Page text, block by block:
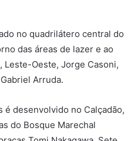
no quadrilátero central do
das áreas de lazer e ao
Leste-Oeste, Jorge Casoni,
Arruda.
é desenvolvido no Calçadão,
do Bosque Marechal